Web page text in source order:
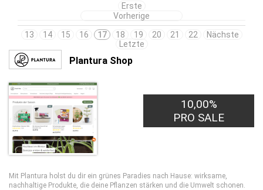
Erste
Vorherige
13
14 15 16 17 18 19 20 21 22
Nächste
Letzte
Plantura Shop
10,00%
PRO SALE
Mit Plantura holst du dir ein grünes Paradies nach Hause: wirksame,
nachhaltige Produkte, die deine Pflanzen stärken und die Umwelt schonen.